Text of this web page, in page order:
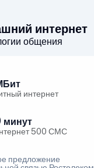
интернет
общения
интернет
минут
500 СМС
предложение